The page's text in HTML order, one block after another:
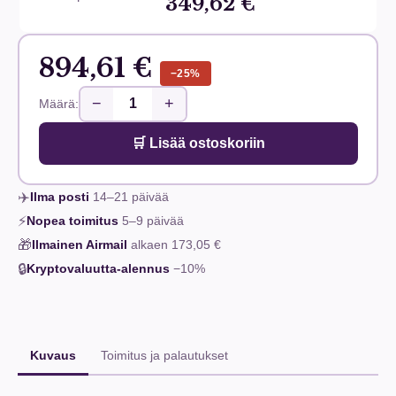
894,61 € −25%
Määrä: − +
🛒 Lisää ostoskoriin
✈️Ilma posti 14–21 päivää
⚡Nopea toimitus 5–9 päivää
🎁Ilmainen Airmail alkaen 173,05 €
🔒Kryptovaluutta-alennus −10%
Kuvaus Toimitus ja palautukset